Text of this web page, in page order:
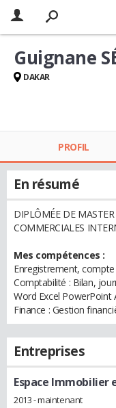
Guignane
DAKAR
PROFIL
En résumé
DIPLÔMÉE DE
COMMERCIALES
Mes compétences :
Enregistrement,
Comptabilité : Bilan,
Word Excel PowerPoint
Finance : Gestion
Entreprises
Espace Immobilier
2013 - maintenant